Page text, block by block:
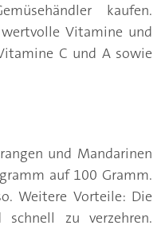
kaufen.
Vitamine und
C und A sowie
und Mandarinen
auf 100 Gramm.
Weitere Vorteile: Die
zu verzehren.